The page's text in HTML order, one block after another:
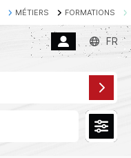
MÉTIERS FORMATIONS
FR